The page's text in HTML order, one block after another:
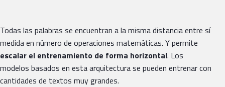
Todas las palabras se encuentran a la misma distancia entre sí
medida en número de operaciones matemáticas. Y permite
escalar el entrenamiento de forma horizontal. Los
modelos basados en esta arquitectura se pueden entrenar con
cantidades de textos muy grandes.